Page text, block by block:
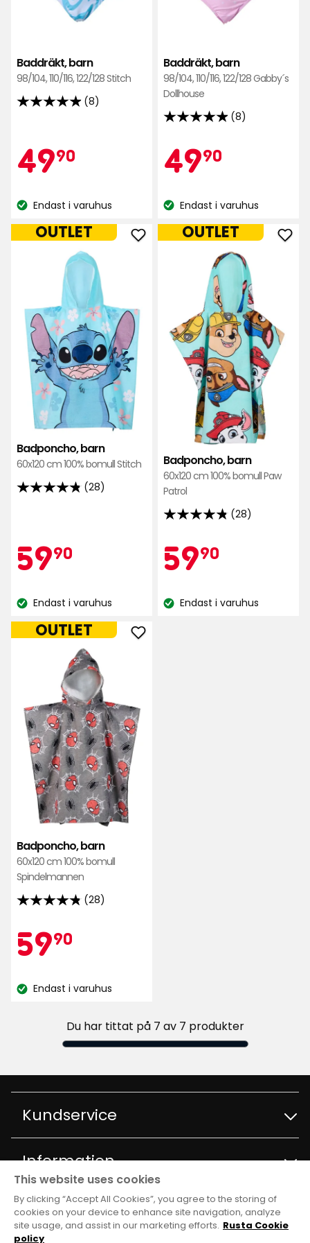
Baddräkt, barn
98/104, 110/116, 122/128 Stitch
(8)
4.9
stjärnor
baserat
8
recensioner
4990
kr
Lagersaldo:
Endast i varuhus
Baddräkt, barn
98/104, 110/116, 122/128 Gabby´s
Dollhouse
(8)
4.9
5
stjärnor
på
8
recensioner
4990
kr
Lagersaldo:
Endast i varuhus
Badponcho, barn
60x120 cm 100% bomull Stitch
(28)
4.8
stjärnor
baserat
28
recensioner
5990
kr
OUTLET
Lagersaldo:
Endast i varuhus
Lägg
i
favoriter
Badponcho, barn
60x120 cm 100% bomull Paw
Patrol
(28)
4.8
5
stjärnor
på
5990
kr
OUTLET
Lagersaldo:
Endast i varuhus
Badponcho, barn
60x120 cm 100% bomull
Spindelmannen
(28)
4.8
5
stjärnor
på
recensioner
5990
kr
OUTLET
Lagersaldo:
Endast i varuhus
Lägg
i
favoriter
Du har tittat på 7 av 7 produkter
Kundservice
Kontakta kundservice
Frågor och svar
Köpvillkor
Information
Varuhus och öppettider
Om Rusta
Club Rusta
This website uses cookies
By clicking “Accept All Cookies”, you agree to the storing of
cookies on your device to enhance site navigation, analyze
site usage, and assist in our marketing efforts. Rusta Cookie
policy